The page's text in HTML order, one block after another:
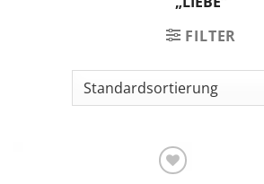
FILTER